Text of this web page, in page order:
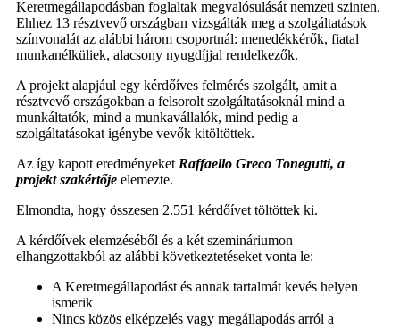
Keretmegállapodásban foglaltak megvalósulását nemzeti szinten.
Ehhez 13 résztvevő országban vizsgálták meg a szolgáltatások
színvonalát az alábbi három csoportnál: menedékkérők, fiatal
munkanélküliek, alacsony nyugdíjjal rendelkezők.
A projekt alapjául egy kérdőíves felmérés szolgált, amit a
résztvevő országokban a felsorolt szolgáltatásoknál mind a
munkáltatók, mind a munkavállalók, mind pedig a
szolgáltatásokat igénybe vevők kitöltöttek.
Az így kapott eredményeket Raffaello Greco Tonegutti, a
projekt szakértője elemezte.
Elmondta, hogy összesen 2.551 kérdőívet töltöttek ki.
A kérdőívek elemzéséből és a két szemináriumon
elhangzottakból az alábbi következtetéseket vonta le:
A Keretmegállapodást és annak tartalmát kevés helyen
ismerik
Nincs közös elképzelés vagy megállapodás arról a